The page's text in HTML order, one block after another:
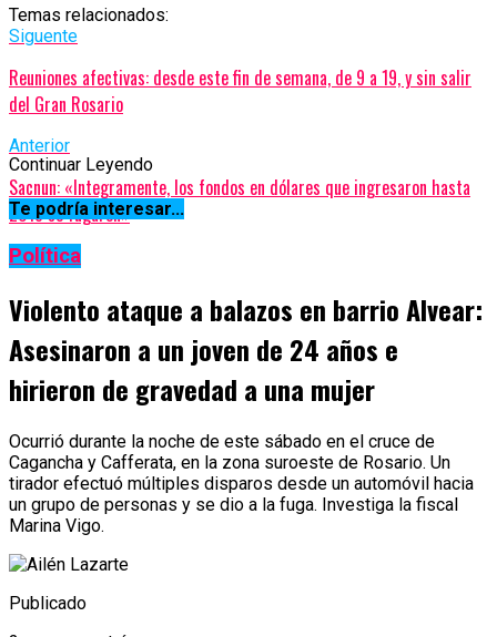
Temas relacionados:
Siguente
Reuniones afectivas: desde este fin de semana, de 9 a 19, y sin salir
del Gran Rosario
Anterior
Sacnun: «Integramente, los fondos en dólares que ingresaron hasta
2018 se fugaron»
Continuar Leyendo
Te podría interesar...
Política
Violento ataque a balazos en barrio Alvear:
Asesinaron a un joven de 24 años e
hirieron de gravedad a una mujer
Ocurrió durante la noche de este sábado en el cruce de
Cagancha y Cafferata, en la zona suroeste de Rosario. Un
tirador efectuó múltiples disparos desde un automóvil hacia
un grupo de personas y se dio a la fuga. Investiga la fiscal
Marina Vigo.
Publicado